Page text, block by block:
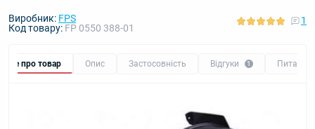
Виробник: FPS
Код товару: FP 0550 388-01
1
Все про товар Опис Застосовність Відгуки 1 Питання